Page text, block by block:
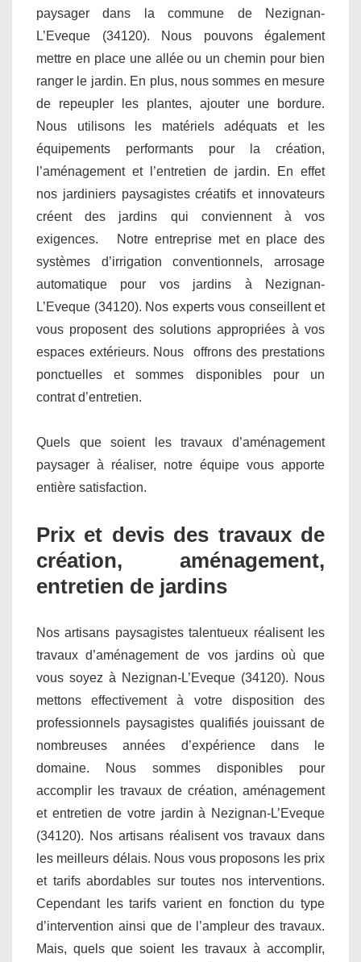
paysager dans la commune de Nezignan-
L’Eveque (34120). Nous pouvons également
mettre en place une allée ou un chemin pour bien
ranger le jardin. En plus, nous sommes en mesure
de repeupler les plantes, ajouter une bordure.
Nous utilisons les matériels adéquats et les
équipements performants pour la création,
l’aménagement et l’entretien de jardin. En effet
nos jardiniers paysagistes créatifs et innovateurs
créent des jardins qui conviennent à vos
exigences. Notre entreprise met en place des
systèmes d’irrigation conventionnels, arrosage
automatique pour vos jardins à Nezignan-
L’Eveque (34120). Nos experts vous conseillent et
vous proposent des solutions appropriées à vos
espaces extérieurs. Nous offrons des prestations
ponctuelles et sommes disponibles pour un
contrat d’entretien.
Quels que soient les travaux d’aménagement
paysager à réaliser, notre équipe vous apporte
entière satisfaction.
Prix et devis des travaux de
création, aménagement,
entretien de jardins
Nos artisans paysagistes talentueux réalisent les
travaux d’aménagement de vos jardins où que
vous soyez à Nezignan-L’Eveque (34120). Nous
mettons effectivement à votre disposition des
professionnels paysagistes qualifiés jouissant de
nombreuses années d’expérience dans le
domaine. Nous sommes disponibles pour
accomplir les travaux de création, aménagement
et entretien de votre jardin à Nezignan-L’Eveque
(34120). Nos artisans réalisent vos travaux dans
les meilleurs délais. Nous vous proposons les prix
et tarifs abordables sur toutes nos interventions.
Cependant les tarifs varient en fonction du type
d’intervention ainsi que de l’ampleur des travaux.
Mais, quels que soient les travaux à accomplir,